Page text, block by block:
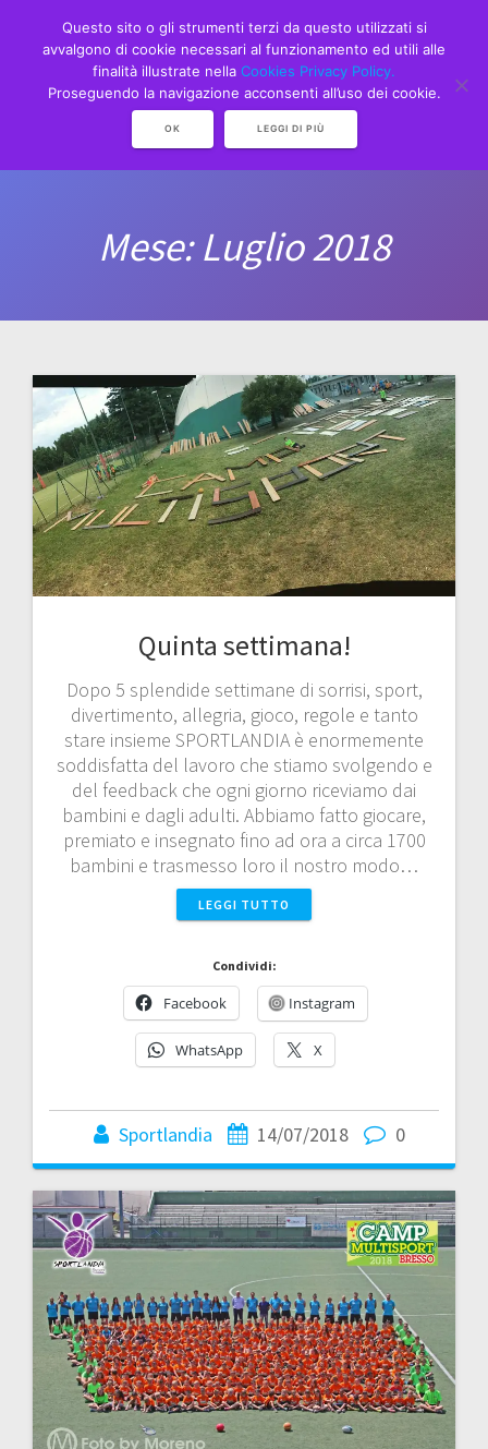
to
content
Mese:Luglio 2018
Quinta settimana!
Dopo 5 splendide settimane di sorrisi, sport,
divertimento, allegria, gioco, regole e tanto
stare insieme SPORTLANDIA è enormemente
soddisfatta del lavoro che stiamo svolgendo e
del feedback che ogni giorno riceviamo dai
bambini e dagli adulti. Abbiamo fatto giocare,
premiato e insegnato fino ad ora a circa 1700
bambini e trasmesso loro il nostro modo…
LEGGI TUTTO
Condividi:
Facebook Instagram
WhatsApp X
Sportlandia 14/07/2018 0
Questo sito o gli strumenti terzi da questo utilizzati si
avvalgono di cookie necessari al funzionamento ed utili alle
finalità illustrate nella Cookies Privacy Policy.
Proseguendo la navigazione acconsenti all’uso dei cookie.
OK LEGGI DI PIÙ